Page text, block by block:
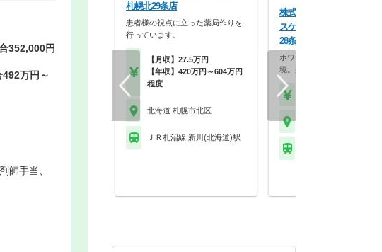
352,000円
万円～
師手当、
札幌北29条店
患者様の視点に立った薬局作りを
行っています。
【月収】27.5万円
【年収】420万円～604万円
程度
北海道 札幌市北区
ＪＲ札沼線 新川(北海道)駅
株式会社ココカラファイ
スケア ココカラファイ
28条店
ホワイト500認定のクリーン
境。身だしなみの自…